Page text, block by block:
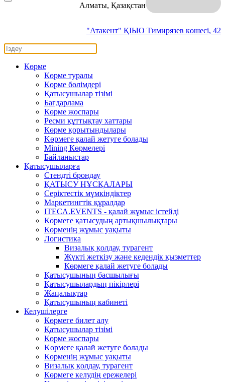
Алматы, Қазақстан
"Атакент" ҚІЫО Тимирязев көшесі, 42
Көрме
Көрме туралы
Көрме бөлімдері
Қатысушылар тізімі
Бағдарлама
Көрме жоспары
Ресми құттықтау хаттары
Көрме қорытындылары
Kөрмеге қалай жетуге болады
Mining Көрмелері
Байланыстар
Қатысушыларға
Стендті брондау
ҚАТЫСУ НҰСҚАЛАРЫ
Серіктестік мүмкіндіктер
Маркетингтік құралдар
ITECA.EVENTS - қалай жұмыс істейді
Көрмеге қатысудың артықшылықтары
Көрменің жұмыс уақыты
Логистика
Визалық қолдау, турагент
Жүкті жеткізу және кедендік қызметтер
Көрмеге қалай жетуге болады
Қатысушының басшылығы
Қатысушылардың пікірлері
Жаңалықтар
Қатысушының кабинеті
Келушілерге
Көрмеге билет алу
Қатысушылар тізімі
Көрме жоспары
Kөрмеге қалай жетуге болады
Көрменің жұмыс уақыты
Визалық қолдау, турагент
Көрмеге келудің ережелері